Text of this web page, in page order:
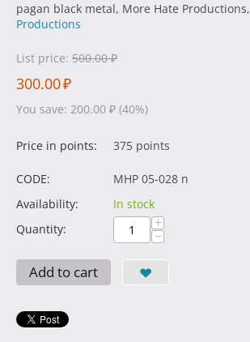
pagan black metal, More Hate Productions,
Productions
List price: 500.00 ₽
300.00₽
You save: 200.00 ₽ (40%)
Price in points: 375 points
CODE:
MHP 05-028 n
Availability:
In stock
Quantity:
+
−
Add to cart